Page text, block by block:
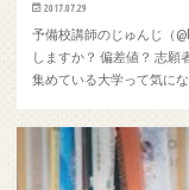
2017.07.29
予備校講師のじゅんじ（
しますか？ 偏差値？ 志願
集めている大学って気に